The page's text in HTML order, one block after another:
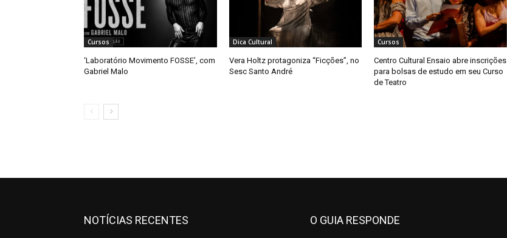
Cursos
‘Laboratório Movimento FOSSE’, com
Gabriel Malo
Dica Cultural
Vera Holtz protagoniza “Ficções”, no
Sesc Santo André
Cursos
Centro Cultural Ensaio abre inscrições
para bolsas de estudo em seu Curso
de Teatro
NOTÍCIAS RECENTES O GUIA RESPONDE